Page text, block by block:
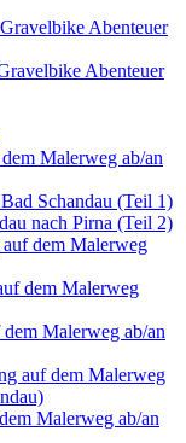
Abenteuer
Abenteuer
Malerweg ab/an
Schandau (Teil 1)
nach Pirna (Teil 2)
dem Malerweg
dem Malerweg
Malerweg ab/an
auf dem Malerweg
Malerweg ab/an